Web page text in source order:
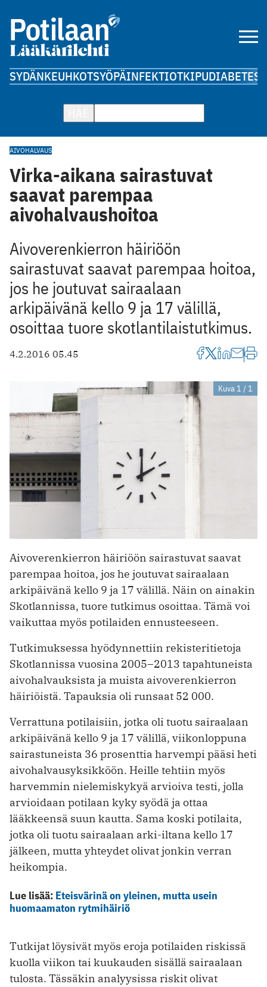
SYDÄNKEUHKOTSYÖPÄINFEKTIOTKIPUDIABETES
AIVOHALVAUS
Virka-aikana sairastuvat
saavat parempaa
aivohalvaushoitoa
Aivoverenkierron häiriöön
sairastuvat saavat parempaa hoitoa,
jos he joutuvat sairaalaan
arkipäivänä kello 9 ja 17 välillä,
osoittaa tuore skotlantilaistutkimus.
4.2.2016 05.45
Kuva 1 / 1
Aivoverenkierron häiriöön sairastuvat saavat
parempaa hoitoa, jos he joutuvat sairaalaan
arkipäivänä kello 9 ja 17 välillä. Näin on ainakin
Skotlannissa, tuore tutkimus osoittaa. Tämä voi
vaikuttaa myös potilaiden ennusteeseen.
Tutkimuksessa hyödynnettiin rekisteritietoja
Skotlannissa vuosina 2005–2013 tapahtuneista
aivohalvauksista ja muista aivoverenkierron
häiriöistä. Tapauksia oli runsaat 52 000.
Verrattuna potilaisiin, jotka oli tuotu sairaalaan
arkipäivänä kello 9 ja 17 välillä, viikonloppuna
sairastuneista 36 prosenttia harvempi pääsi heti
aivohalvausyksikköön. Heille tehtiin myös
harvemmin nielemiskykyä arvioiva testi, jolla
arvioidaan potilaan kyky syödä ja ottaa
lääkkeensä suun kautta. Sama koski potilaita,
jotka oli tuotu sairaalaan arki-iltana kello 17
jälkeen, mutta yhteydet olivat jonkin verran
heikompia.
Lue lisää: Eteisvärinä on yleinen, mutta usein
huomaamaton rytmihäiriö
Tutkijat löysivät myös eroja potilaiden riskissä
kuolla viikon tai kuukauden sisällä sairaalaan
tulosta. Tässäkin analyysissa riskit olivat